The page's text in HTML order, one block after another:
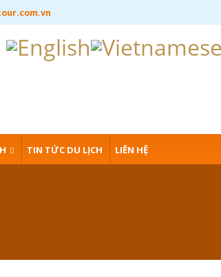
TIN TỨC DU LỊCH LIÊN HỆ